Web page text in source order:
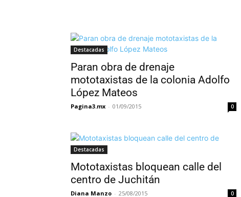
Destacadas
Paran obra de drenaje
mototaxistas de la colonia Adolfo
López Mateos
Pagina3.mx - 01/09/2015 0
Destacadas
Mototaxistas bloquean calle del
centro de Juchitán
Diana Manzo - 25/08/2015 0